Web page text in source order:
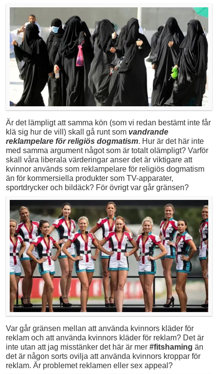
Är det lämpligt att samma kön (som vi redan bestämt inte får
klä sig hur de vill) skall gå runt som vandrande
reklampelare för religiös dogmatism. Hur är det här inte
med samma argument något som är totalt olämpligt? Varför
skall våra liberala värderingar anser det är viktigare att
kvinnor används som reklampelare för religiös dogmatism
än för kommersiella produkter som TV-apparater,
sportdrycker och bildäck? För övrigt var går gränsen?
Var går gränsen mellan att använda kvinnors kläder för
reklam och att använda kvinnors kläder för reklam? Det är
inte utan att jag misstänker det här är mer #fitshaming än
det är någon sorts ovilja att använda kvinnors kroppar för
reklam. Är problemet reklamen eller sex appeal?